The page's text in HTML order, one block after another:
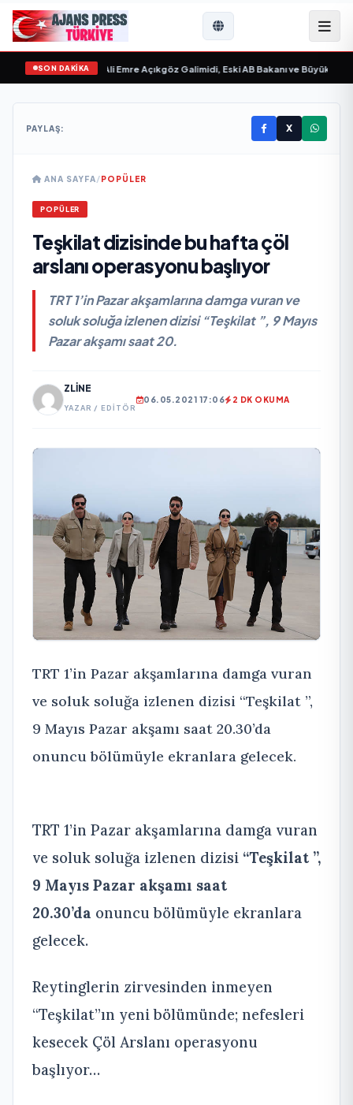
SON DAKİKA
“ yayımlandı• Ali Emre Açıkgöz Galimidi, Eski AB Bakanı ve Büyükelçi
PAYLAŞ: X
ANA SAYFA/POPÜLER
POPÜLER
Teşkilat dizisinde bu hafta çöl
arslanı operasyonu başlıyor
TRT 1’in Pazar akşamlarına damga vuran ve
soluk soluğa izlenen dizisi “Teşkilat ”, 9 Mayıs
Pazar akşamı saat 20.
ZLINE
YAZAR / EDITÖR
06.05.2021 17:06 2 DK OKUMA
TRT 1’in Pazar akşamlarına damga vuran
ve soluk soluğa izlenen dizisi “Teşkilat ”,
9 Mayıs Pazar akşamı saat 20.30’da
onuncu bölümüyle ekranlara gelecek.
TRT 1’in Pazar akşamlarına damga vuran
ve soluk soluğa izlenen dizisi “Teşkilat ”,
9 Mayıs Pazar akşamı saat
20.30’da onuncu bölümüyle ekranlara
gelecek.
Reytinglerin zirvesinden inmeyen
“Teşkilat”ın yeni bölümünde; nefesleri
kesecek Çöl Arslanı operasyonu
başlıyor…